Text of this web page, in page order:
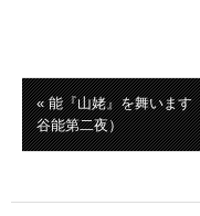
« 能『山姥』を舞いま
谷能第二夜）